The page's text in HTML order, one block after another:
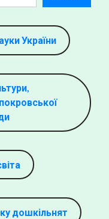
України
дошкільнят